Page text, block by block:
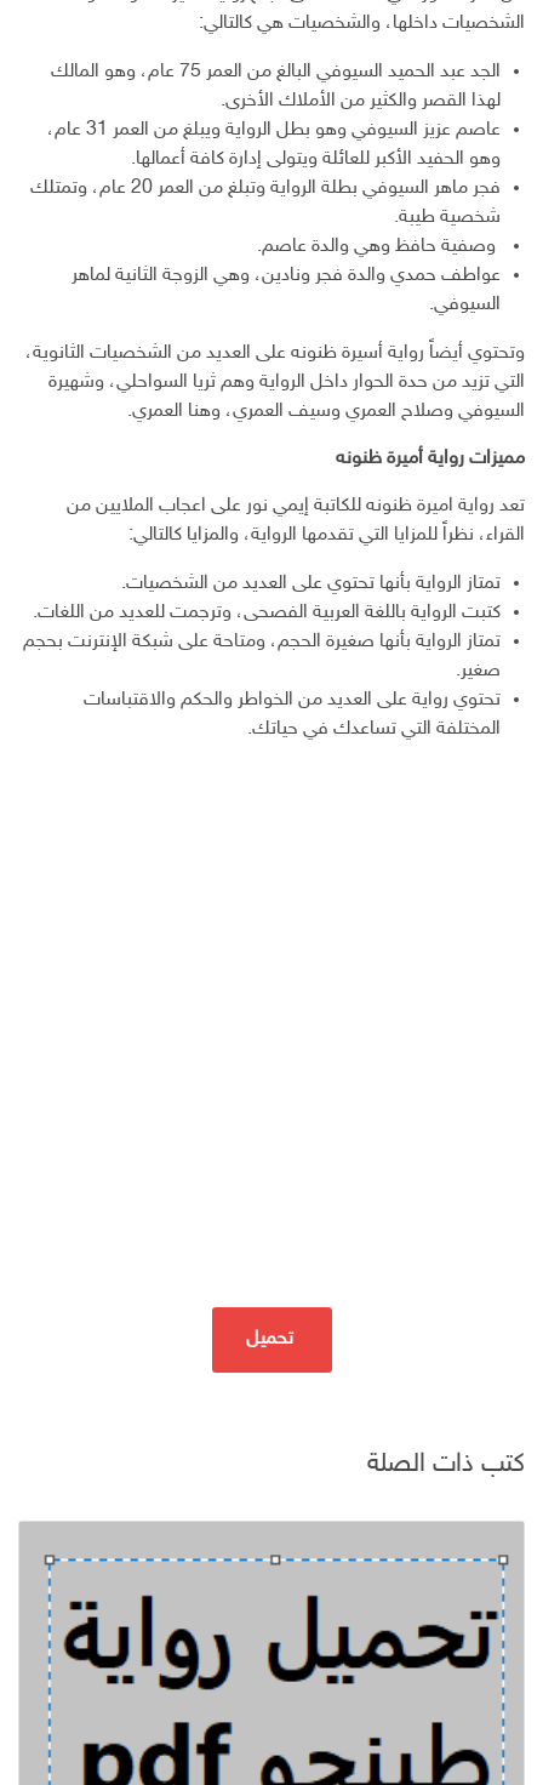
الشخصيات داخلها، والشخصيات هي كالتالي:
الجد عبد الحميد السيوفي البالغ من العمر 75 عام، وهو المالك
لهذا القصر والكثير من الأملاك الأخرى.
عاصم عزيز السيوفي وهو بطل الرواية ويبلغ من العمر 31 عام،
وهو الحفيد الأكبر للعائلة ويتولى إدارة كافة أعمالها.
فجر ماهر السيوفي بطلة الرواية وتبلغ من العمر 20 عام، وتمتلك
شخصية طيبة.
وصفية حافظ وهي والدة عاصم.
عواطف حمدي والدة فجر ونادين، وهي الزوجة الثانية لماهر
السيوفي.
وتحتوي أيضاً رواية أسيرة ظنونه على العديد من الشخصيات الثانوية،
التي تزيد من حدة الحوار داخل الرواية وهم ثريا السواحلي، وشهيرة
السيوفي وصلاح العمري وسيف العمري، وهنا العمري.
مميزات رواية أميرة ظنونه
تعد رواية اميرة ظنونه للكاتبة إيمي نور على اعجاب الملايين من
القراء، نظراً للمزايا التي تقدمها الرواية، والمزايا كالتالي:
تمتاز الرواية بأنها تحتوي على العديد من الشخصيات.
كتبت الرواية باللغة العربية الفصحى، وترجمت للعديد من اللغات.
تمتاز الرواية بأنها صغيرة الحجم، ومتاحة على شبكة الإنترنت بحجم
صغير.
تحتوي رواية على العديد من الخواطر والحكم والاقتباسات
المختلفة التي تساعدك في حياتك.
تحميل
كتب ذات الصلة